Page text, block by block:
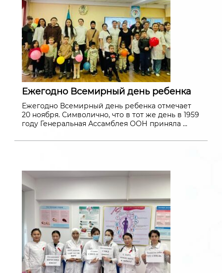
Ежегодно Всемирный день ребенка
Ежегодно Всемирный день ребенка отмечает
20 ноября. Символично, что в тот же день в 1959
году Генеральная Ассамблея ООН приняла ...